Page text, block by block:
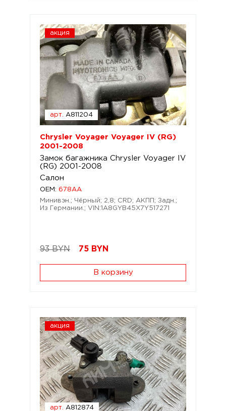
акция
арт. A811204
Chrysler Voyager Voyager IV (RG)
2001-2008
Замок багажника Chrysler Voyager IV
(RG) 2001-2008
Салон
OEM: 678AA
Минивэн.; Чёрный; 2,8; CRD; АКПП; Задн.;
Из Германии.; VIN:1A8GYB45X7Y517271
93 BYN 75 BYN
В корзину
акция
арт. A812874